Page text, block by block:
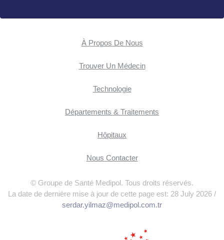
À Propos De Nous
Trouver Un Médecin
Technologie
Départements & Traitements
Hôpitaux
Nous Contacter
© Groupe de Santé Medipol. Tous droits réservés.
La date de dernière mise à jour de cette page est: 28 July 2026 /
serdar.yilmaz@medipol.com.tr